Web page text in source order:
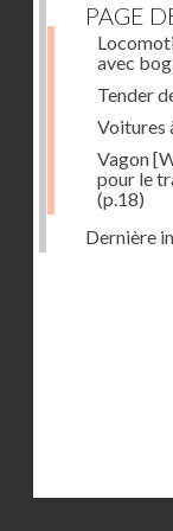
PAGE
avec
Tender
Voitures
Vagon
pour le
(p.18)
Dernière